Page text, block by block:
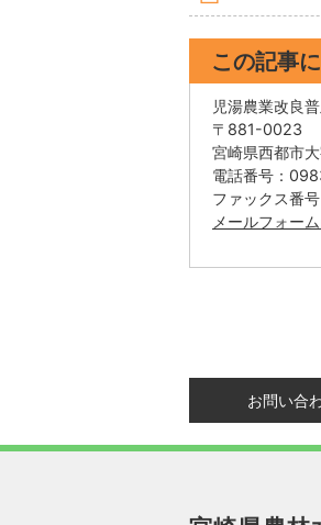
この記事
児湯農業改良
〒881-0023
宮崎県西都市
電話番号：
ファックス番
メールフォー
お問い合